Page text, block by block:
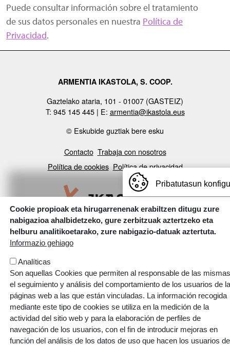
Puede consultar información sobre el tratamiento
de sus datos personales en nuestra Política de
Privacidad.
ARMENTIA IKASTOLA, S. COOP.
Gaztelako ataria, 101 - 01007 (GASTEIZ)
T: 945 145 445 | E: armentia@ikastola.eus
© Eskubide guztiak bere esku
ORRI-OINA
Contacto Trabaja con nosotros
TESTU-LEGALAK
Política de cookies Política de privacidad
Webgune hau Ikastolen Elkarteak garatu du
Pribatutasun
Cookie propioak eta hirugarrenenak erabiltzen ditugu zure
nabigazioa ahalbidetzeko, gure zerbitzuak aztertzeko eta
helburu analitikoetarako, zure nabigazio-datuak aztertuta.
Informazio gehiago
Analíticas
Son aquellas Cookies que permiten al responsable de las
el seguimiento y análisis del comportamiento de los usuarios de
páginas web a las que están vinculadas. La información recogida
mediante este tipo de cookies se utiliza en la medición de la
actividad del sitio web y para la elaboración de perfiles de
navegación de los usuarios, con el fin de introducir mejoras en
función del análisis de los datos de uso que hacen los usuarios